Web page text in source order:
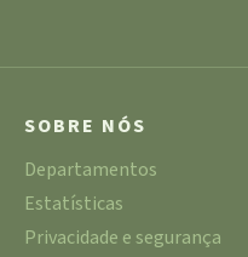
SOBRE NÓS
Departamentos
Estatísticas
Privacidade e segurança